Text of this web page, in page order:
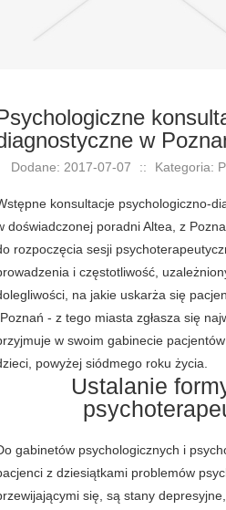
w
Dodane: 2017-07-07 :: Kategoria:
konsultacje psychologiczno-
doświadczonej poradni Altea, z
rozpoczęcia sesji
i częstotliwość,
na jakie uskarża się
- z tego miasta zgłasza się
w swoim gabinecie
powyżej siódmego roku życia.
Ustalanie
gabinetów psychologicznych i
z dziesiątkami problemów
się, są stany